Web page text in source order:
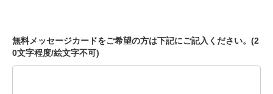
無料メッセージカードをご希望の方は下記にご記入ください。(2
0文字程度/絵文字不可)